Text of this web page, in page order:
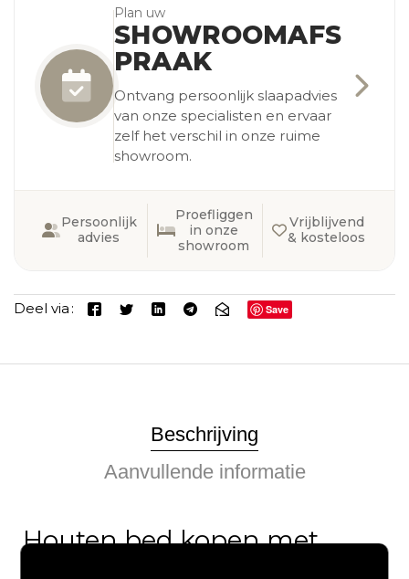
Plan uw
SHOWROOMAFS
PRAAK
Ontvang persoonlijk slaapadvies
van onze specialisten en ervaar
zelf het verschil in onze ruime
showroom.
Persoonlijk
advies
Proefliggen
in onze
showroom
Vrijblijvend
& kosteloos
Deel via Save
Beschrijving
Aanvullende informatie
Houten bed kopen met